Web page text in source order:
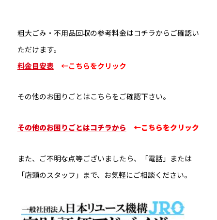
粗大ごみ・不用品回収の参考料金はコチラからご確認い
ただけます。
料金目安表
←こちらをクリック
その他のお困りごとはこちらをご確認下さい。
その他のお困りごとはコチラから ←こちらをクリック
また、ご不明な点等ございましたら、「電話」または
「店頭のスタッフ」まで、お気軽にご相談ください。